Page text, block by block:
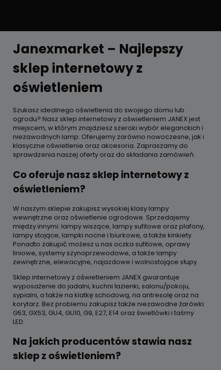
Janexmarket – Najlepszy
sklep internetowy z
oświetleniem
Szukasz idealnego oświetlenia do swojego domu lub
ogrodu? Nasz sklep internetowy z oświetleniem JANEX jest
miejscem, w którym znajdziesz szeroki wybór eleganckich i
niezawodnych lamp. Oferujemy zarówno nowoczesne, jak i
klasyczne oświetlenie oraz akcesoria. Zapraszamy do
sprawdzenia naszej oferty oraz do składania zamówień.
Co oferuje nasz sklep internetowy z
oświetleniem?
W naszym sklepie zakupisz wysokiej klasy lampy
wewnętrzne oraz oświetlenie ogrodowe. Sprzedajemy
między innymi: lampy wiszące, lampy sufitowe oraz plafony,
lampy stojące, lampki nocne i biurkowe, a także kinkiety.
Ponadto zakupić możesz u nas oczka sufitowe, oprawy
liniowe, systemy szynoprzewodowe, a także lampy
zewnętrzne, elewacyjne, najazdowe i wolnostojące słupy.
Sklep internetowy z oświetleniem JANEX gwarantuje
wyposażenie do jadalni, kuchni łazienki, salonu/pokoju,
sypialni, a także na klatkę schodową, na antresolę oraz na
korytarz. Bez problemu zakupisz także niezawodne żarówki:
G53, GX53, GU4, GU10, G9, E27, E14 oraz świetlówki i taśmy
LED.
Na jakich producentów stawia nasz
sklep z oświetleniem?